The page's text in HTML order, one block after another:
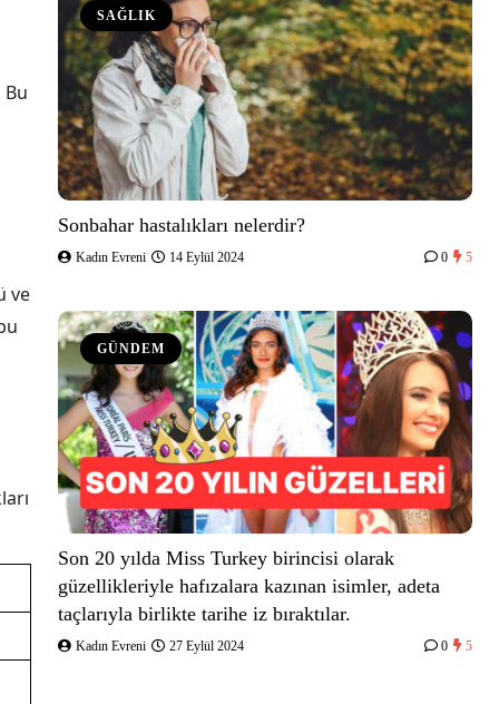
ve
SAĞLIK
Sonbahar hastalıkları nelerdir?
Kadın Evreni 14 Eylül 2024 0 5
GÜNDEM
Son 20 yılda Miss Turkey birincisi olarak
güzellikleriyle hafızalara kazınan isimler, adeta
taçlarıyla birlikte tarihe iz bıraktılar.
Kadın Evreni 27 Eylül 2024 0 5